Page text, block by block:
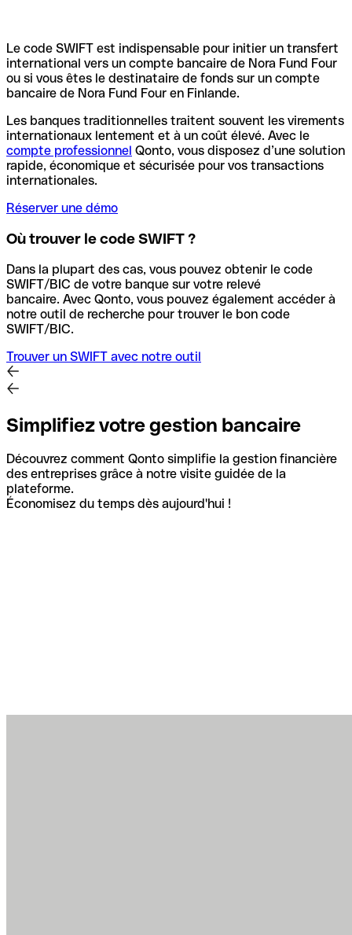
Le code SWIFT est indispensable pour initier un transfert
international vers un compte bancaire de Nora Fund Four
ou si vous êtes le destinataire de fonds sur un compte
bancaire de Nora Fund Four en Finlande.
Les banques traditionnelles traitent souvent les virements
internationaux lentement et à un coût élevé. Avec le
compte professionnel Qonto, vous disposez d’une solution
rapide, économique et sécurisée pour vos transactions
internationales.
Réserver une démo
Où trouver le code SWIFT ?
Dans la plupart des cas, vous pouvez obtenir le code
SWIFT/BIC de votre banque sur votre relevé
bancaire. Avec Qonto, vous pouvez également accéder à
notre outil de recherche pour trouver le bon code
SWIFT/BIC.
Trouver un SWIFT avec notre outil
Simplifiez votre gestion bancaire
Découvrez comment Qonto simplifie la gestion financière
des entreprises grâce à notre visite guidée de la
plateforme.
Économisez du temps dès aujourd'hui !